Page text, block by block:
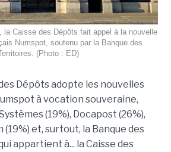
la Caisse des Dépôts fait appel à la nouvelle
Numspot, soutenu par la Banque des
(Photo : ED)
Dépôts adopte les nouvelles
à vocation souveraine,
(19%), Docapost (26%),
(19%) et, surtout, la Banque des
appartient à... la Caisse des